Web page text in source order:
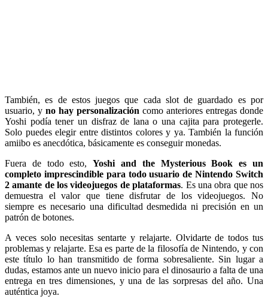
También, es de estos juegos que cada slot de guardado es por
usuario, y no hay personalización como anteriores entregas donde
Yoshi podía tener un disfraz de lana o una cajita para protegerle.
Solo puedes elegir entre distintos colores y ya. También la función
amiibo es anecdótica, básicamente es conseguir monedas.
Fuera de todo esto,Yoshi and the Mysterious Book es un
completo imprescindible para todo usuario de Nintendo Switch
2 amante de los videojuegos de plataformas. Es una obra que nos
demuestra el valor que tiene disfrutar de los videojuegos. No
siempre es necesario una dificultad desmedida ni precisión en un
patrón de botones.
A veces solo necesitas sentarte y relajarte. Olvidarte de todos tus
problemas y relajarte. Esa es parte de la filosofía de Nintendo, y con
este título lo han transmitido de forma sobresaliente. Sin lugar a
dudas, estamos ante un nuevo inicio para el dinosaurio a falta de una
entrega en tres dimensiones, y una de las sorpresas del año. Una
auténtica joya.